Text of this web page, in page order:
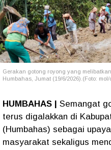
Gerakan gotong royong yang
Humbahas, Jumat (19/6/2026).(Foto:
HUMBAHAS | Semangat
terus digalakkan di
(Humbahas) sebagai
masyarakat sekaligus